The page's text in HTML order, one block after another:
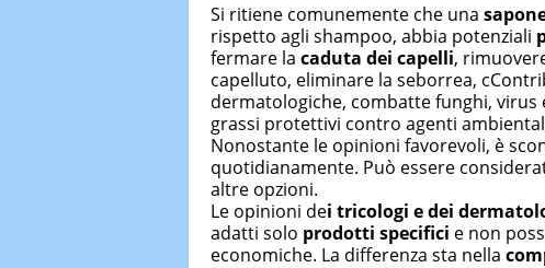
Si ritiene comunemente che una
rispetto agli shampoo, abbia potenziali
fermare la caduta dei capelli,
capelluto, eliminare la seborrea,
dermatologiche, combatte funghi, virus
grassi protettivi contro agenti
Nonostante le opinioni favorevoli, è
quotidianamente. Può essere
altre opzioni.
Le opinioni dei tricologi e dei
adatti solo prodotti specifici e non
economiche. La differenza sta nella